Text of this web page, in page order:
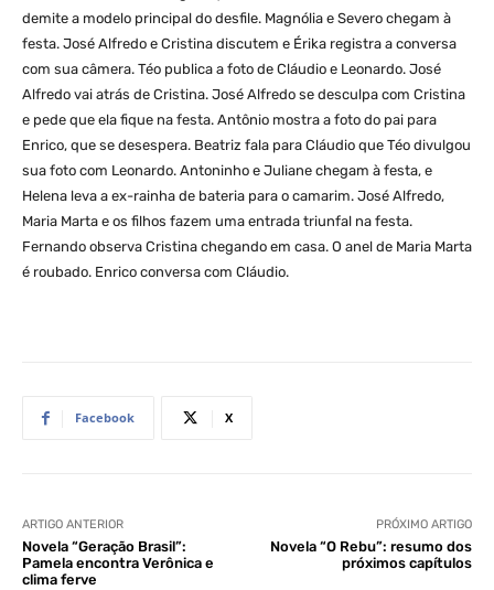
demite a modelo principal do desfile. Magnólia e Severo chegam à
festa. José Alfredo e Cristina discutem e Érika registra a conversa
com sua câmera. Téo publica a foto de Cláudio e Leonardo. José
Alfredo vai atrás de Cristina. José Alfredo se desculpa com Cristina
e pede que ela fique na festa. Antônio mostra a foto do pai para
Enrico, que se desespera. Beatriz fala para Cláudio que Téo divulgou
sua foto com Leonardo. Antoninho e Juliane chegam à festa, e
Helena leva a ex-rainha de bateria para o camarim. José Alfredo,
Maria Marta e os filhos fazem uma entrada triunfal na festa.
Fernando observa Cristina chegando em casa. O anel de Maria Marta
é roubado. Enrico conversa com Cláudio.
Facebook X
ARTIGO ANTERIOR
Novela “Geração Brasil”:
Pamela encontra Verônica e
clima ferve
PRÓXIMO ARTIGO
Novela “O Rebu”: resumo dos
próximos capítulos